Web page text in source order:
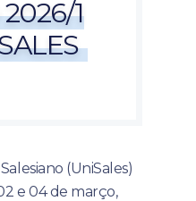
1
(UniSales)
e 04 de março,